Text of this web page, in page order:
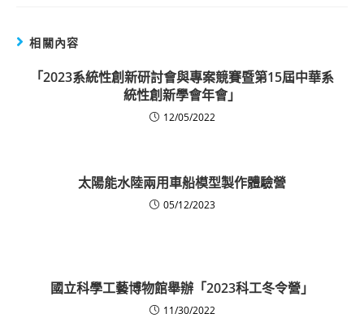
相關內容
「2023系統性創新研討會與專案競賽暨第15屆中華系
統性創新學會年會」
12/05/2022
太陽能水陸兩用車船模型製作體驗營
05/12/2023
國立科學工藝博物館舉辦「2023科工冬令營」
11/30/2022